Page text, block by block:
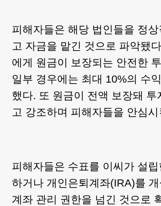
피해자들은 해당 법인들을 정
고 자금을 맡긴 것으로 파악됐
에게 원금이 보장되는 안전한
일부 경우에는 최대 10%의 수
했다. 또 원금이 전액 보장돼
고 강조하며 피해자들을 안심
피해자들은 수표를 이씨가 설
하거나 개인은퇴계좌(IRA)를
계좌 관리 권한을 넘긴 것으로